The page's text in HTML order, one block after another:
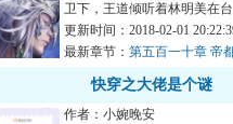
卫下，王道倾听着林明美在
曾记得爱》一个...
更新时间：2018-02-01
最新章节： 第五百一十章 帝
快穿之大佬是个谜
作者：小婉晚安